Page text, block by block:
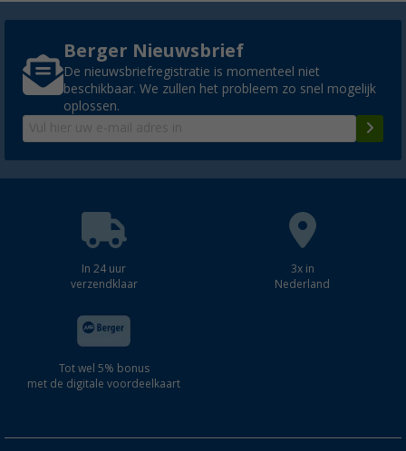
Berger Nieuwsbrief
De nieuwsbriefregistratie is momenteel niet
beschikbaar. We zullen het probleem zo snel mogelijk
oplossen.
In 24 uur
verzendklaar
3x in
Nederland
Tot wel 5% bonus
met de digitale voordeelkaart